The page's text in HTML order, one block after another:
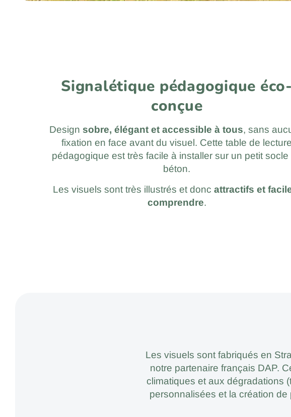
Signalétique pédagogique éco-
conçue
Design sobre, élégant et accessible à tous, sans
fixation en face avant du visuel. Cette table de lecture
pédagogique est très facile à installer sur un petit socle
béton.
Les visuels sont très illustrés et donc attractifs et
comprendre.
Les visuels sont fabriqués en
notre partenaire français DAP.
climatiques et aux dégradations
personnalisées et la création